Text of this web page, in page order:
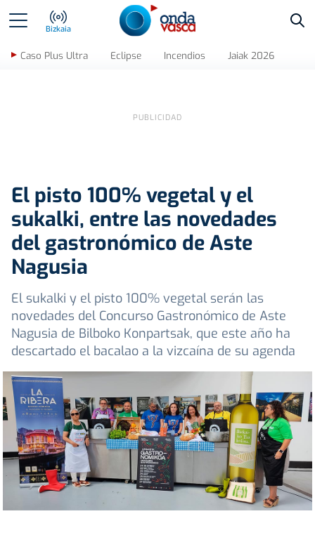
Bizkaia
Caso Plus Ultra Eclipse Incendios Jaiak 2026
El pisto 100% vegetal y el
sukalki, entre las novedades
del gastronómico de Aste
Nagusia
El sukalki y el pisto 100% vegetal serán las
novedades del Concurso Gastronómico de Aste
Nagusia de Bilboko Konpartsak, que este año ha
descartado el bacalao a la vizcaína de su agenda